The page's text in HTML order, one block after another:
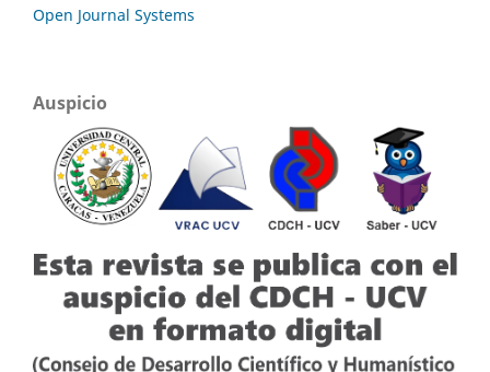
Open Journal Systems
Auspicio